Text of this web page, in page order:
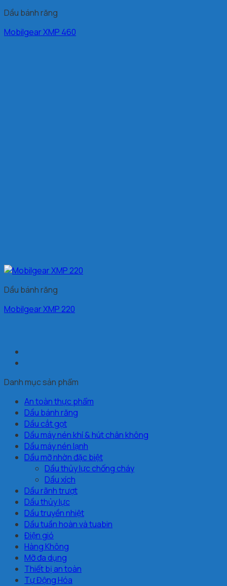
Dầu bánh răng
Mobilgear XMP 460
Dầu bánh răng
Mobilgear XMP 220
Danh mục sản phẩm
An toàn thực phẩm
Dầu bánh răng
Dầu cắt gọt
Dầu máy nén khí & hút chân không
Dầu máy nén lạnh
Dầu mỡ nhờn đặc biệt
Dầu thủy lực chống cháy
Dầu xích
Dầu rãnh trượt
Dầu thủy lực
Dầu truyền nhiệt
Dầu tuần hoàn và tuabin
Điện gió
Hàng Không
Mỡ đa dụng
Thiết bị an toàn
Tự Động Hóa